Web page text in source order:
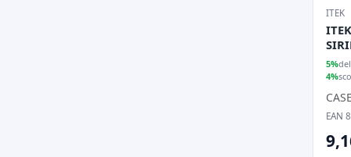
ITEK
5%
4%
EAN